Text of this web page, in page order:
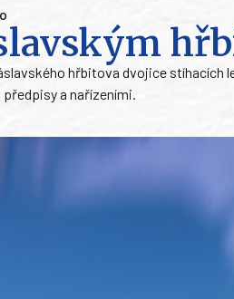
hřbitova dvojice stíhacích
a nařízeními.